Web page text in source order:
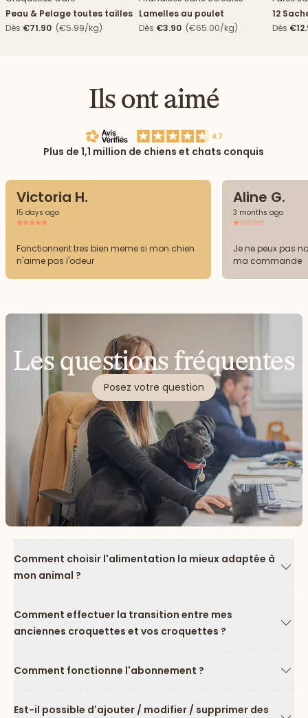
Peau & Pelage toutes tailles
Dès €71.90 (€5.99/kg)
Lamelles au poulet
Dès €3.90 (€65.00/kg)
12
Dès
Ils ont aimé
Plus de 1,1 million de chiens et chats conquis
Victoria H.
15 days ago
Fonctionnent tres bien meme si mon chien
n'aime pas l'odeur
Aline G.
3 months ago
Je ne peux pas
ma commande
Les questions fréquentes
Posez votre question
Comment choisir l'alimentation la mieux adaptée à
mon animal ?
Comment effectuer la transition entre mes
anciennes croquettes et vos croquettes ?
Comment fonctionne l'abonnement ?
Est-il possible d'ajouter / modifier / supprimer des